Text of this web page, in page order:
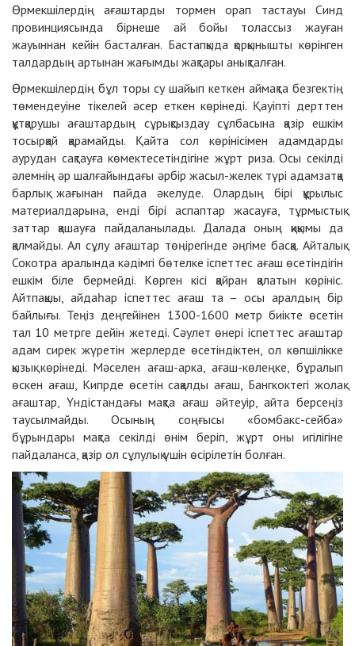
Өрмекшілердің ағаштарды тор­мен орап тастауы Синд
провинция­сында бірнеше ай бойы толассыз жауған
жауыннан кейін басталған. Бастапқыда қорқынышты көрінген
талдардың артынан жағымды жақтары анықталған.
Өрмекшілердің бұл торы су ша­йып кеткен аймақта безгектің
төмендеуіне тікелей әсер еткен көрі­неді. Қауіпті дерттен
құтқарушы ағаш­тардың сұрықсыздау сұлбасына қазір ешкім
тосырқай қарамайды. Қайта сол көрінісімен адамдарды
аурудан сақтауға көмектесетіндігіне жұрт риза. Осы секілді
әлемнің әр шалғайындағы әрбір жасыл-желек түрі адамзатқа
барлық жағынан пайда әкелуде. Олардың бірі құрылыс
материалда­рына, енді бірі аспаптар жасауға, тұр­мыстық
заттар қашауға пайда­ланылады. Далада оның қиқымы да
қалмайды. Ал сұлу ағаштар төңірегінде әңгіме басқа. Айталық
Сокотра аралында кәдімгі бөтелке іспеттес ағаш өсетіндігін
ешкім біле бермейді. Көрген кісі қайран қалатын көрініс.
Айтпақшы, айдаһар іспеттес ағаш та – осы аралдың бір
байлығы. Теңіз дең­гейінен 1300-1600 метр биікте өсетін
тал 10 метрге дейін жетеді. Сәу­лет өнері іспеттес ағаштар
адам сирек жүретін жерлерде өсетіндіктен, ол көпшілікке
қызық көрінеді. Мәселен ағаш-арка, ағаш-көлеңке, бұралып
өскен ағаш, Кипрде өсетін сақалды ағаш, Бангкоктегі жолақ
ағаштар, Үндіс­тандағы мақта ағаш әйтеуір, айта берсеңіз
таусылмайды. Осының соңғысы «бомбакс-сейба»
бұрындары мақта секілді өнім беріп, жұрт оны игілігіне
пайдаланса, қазір ол сұлулық үшін өсірілетін болған.